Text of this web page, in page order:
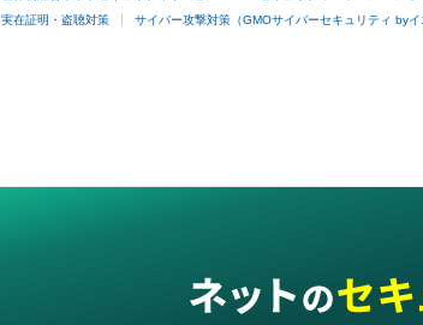
実在証明・盗聴対策 サイバー攻撃対策（GMOサイバーセキュリティ byイ